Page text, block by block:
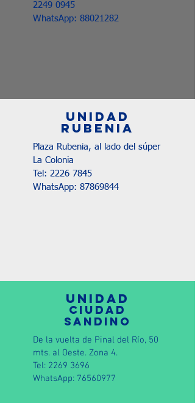
2249 0945
WhatsApp: 88021282
UNIDAD
RUBENIA
Plaza Rubenia, al lado del súper
La Colonia
Tel: 2226 7845
WhatsApp: 87869844
UNIDAD
CIUDAD
SANDINO
De la vuelta de Pinal del Río, 50
mts. al Oeste. Zona 4.
Tel: 2269 3696
WhatsApp: 76560977